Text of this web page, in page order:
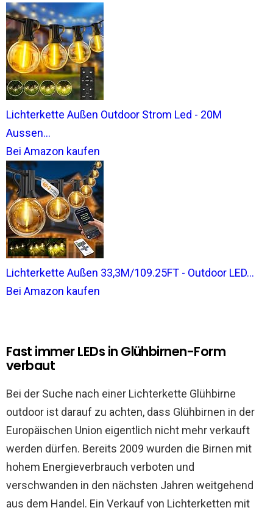
Lichterkette Außen Outdoor Strom Led - 20M
Aussen...
Bei Amazon kaufen
Lichterkette Außen 33,3M/109.25FT - Outdoor LED...
Bei Amazon kaufen
Fast immer LEDs in Glühbirnen-Form
verbaut
Bei der Suche nach einer Lichterkette Glühbirne
outdoor ist darauf zu achten, dass Glühbirnen in der
Europäischen Union eigentlich nicht mehr verkauft
werden dürfen. Bereits 2009 wurden die Birnen mit
hohem Energieverbrauch verboten und
verschwanden in den nächsten Jahren weitgehend
aus dem Handel. Ein Verkauf von Lichterketten mit